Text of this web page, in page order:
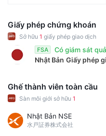
7
8
9
Giấy phép chứng khoán
Sở hữu 1 giấy phép giao dịch
FSA
Có giám sát
Nhật Bản Giấy phép
Ghế thành viên toàn cầu
Sàn môi giới sở hữu 1
Nhật Bản NSE
水戸証券株式会社